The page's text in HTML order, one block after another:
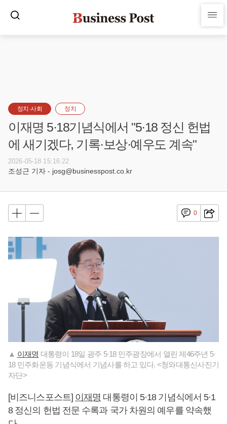
정치·사회 정치
이재명 5·18기념식에서 "5·18 정신 헌법
에 새기겠다, 기록·보상·예우도 계속"
2026-05-18 15:16:22
조성근 기자 - josg@businesspost.co.kr
0
▲ 이재명 대통령이 18일 광주 5·18 민주광장에서 열린 제46주년 5·
18 민주화운동 기념식에서 기념사를 하고 있다. <청와대통신사진기
자단>
[비즈니스포스트] 이재명 대통령이 5·18 기념식에서 5·1
8 정신의 헌법 전문 수록과 국가 차원의 예우를 약속했